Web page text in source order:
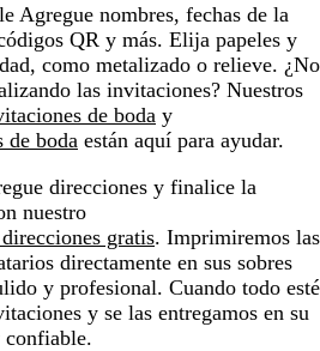
Agregue nombres, fechas de la
QR y más. Elija papeles y
como metalizado o relieve. ¿No
las invitaciones? Nuestros
de boda y
de boda están aquí para ayudar.
direcciones y finalice la
nuestro
gratis. Imprimiremos las
directamente en sus sobres
y profesional. Cuando todo esté
y se las entregamos en su